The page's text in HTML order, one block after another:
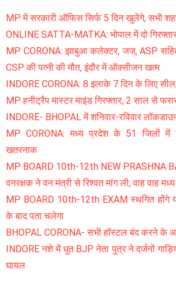
MP में सरकारी ऑफिस सिर्फ 5 दिन खुलेंगे, सभी
ONLINE SATTA-MATKA: भोपाल में दो
MP CORONA: झाबुआ कलेक्टर, जज, ASP सहित
CSP की पत्नी की मौत, इंदौर में ऑक्सीजन खत्म
INDORE CORONA: 8 इलाके 7 दिन के लिए
MP हनीट्रैप मास्टर माइंड गिरफ्तार, 2 साल से
INDORE- BHOPAL में शनिवार-रविवार
MP CORONA: मध्य प्रदेश के 51 जिलों में
खतरनाक
MP BOARD 10th-12th NEW PRASHNA
वनरक्षक ने वन मंत्री से रिश्वत मांग ली, वाह वाह
MP BOARD 10th-12th EXAM स्थगित होंगे
के बाद पता चलेगा
BHOPAL CORONA- सभी हॉस्टल बंद करने के
INDORE नशे में धुत BJP नेता पुत्र ने दर्जनों
घायल